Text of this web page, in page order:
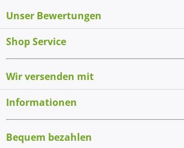
Unser Bewertungen
Shop Service
Wir versenden mit
Informationen
Bequem bezahlen